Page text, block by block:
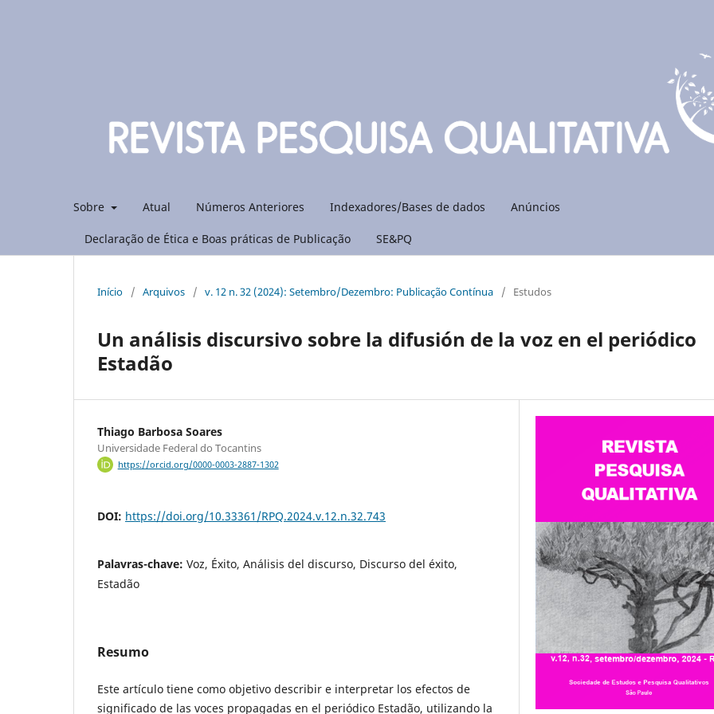
Sobre Atual Números Anteriores Indexadores/Bases de dados Anúncios
Declaração de Ética e Boas práticas de Publicação SE&PQ
Início / Arquivos / v. 12 n. 32 (2024): Setembro/Dezembro: Publicação Contínua / Estudos
Un análisis discursivo sobre la difusión de la voz en el periódico
Estadão
Thiago Barbosa Soares
Universidade Federal do Tocantins
https://orcid.org/0000-0003-2887-1302
DOI: https://doi.org/10.33361/RPQ.2024.v.12.n.32.743
Palavras-chave: Voz, Éxito, Análisis del discurso, Discurso del éxito,
Estadão
Resumo
Este artículo tiene como objetivo describir e interpretar los efectos de
significado de las voces propagadas en el periódico Estadão, utilizando la